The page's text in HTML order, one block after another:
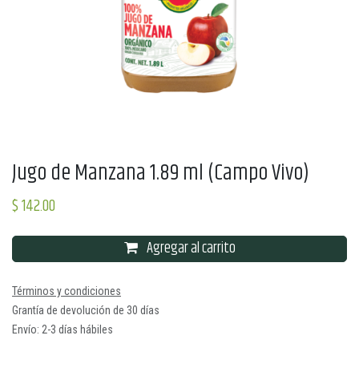
Jugo de Manzana 1.89 ml (Campo Vivo)
$142.00
Agregar al carrito
Términos y condiciones
Grantía de devolución de 30 días
Envío: 2-3 días hábiles